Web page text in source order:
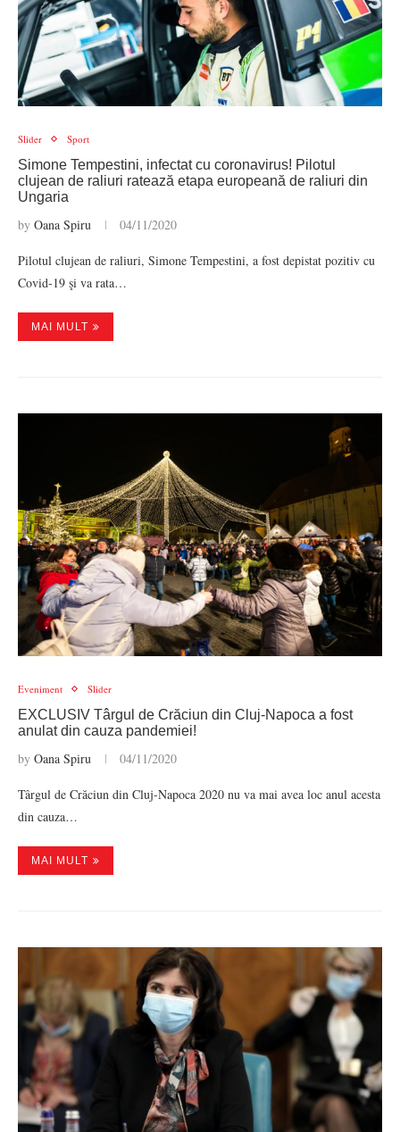
Slider Sport
Simone Tempestini, infectat cu coronavirus! Pilotul
clujean de raliuri ratează etapa europeană de raliuri din
Ungaria
by Oana Spiru 04/11/2020
Pilotul clujean de raliuri, Simone Tempestini, a fost depistat pozitiv cu
Covid-19 şi va rata…
MAI MULT
Eveniment Slider
EXCLUSIV Târgul de Crăciun din Cluj-Napoca a fost
anulat din cauza pandemiei!
by Oana Spiru 04/11/2020
Târgul de Crăciun din Cluj-Napoca 2020 nu va mai avea loc anul acesta
din cauza…
MAI MULT